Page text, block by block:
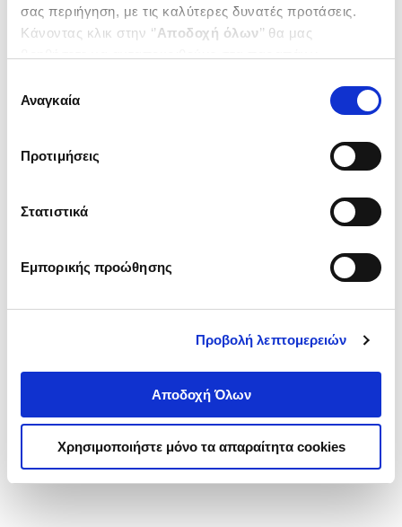
σας περιήγηση, με τις καλύτερες δυνατές προτάσεις.
Κάνοντας κλικ στην ‘’Αποδοχή όλων’’ θα μας
ενδιαφέρουν και να επιλέξετε από τα παρακάτω με την
΄΄και να ενημερωθείτε σχετικά με
συγκατάθεσης
Αναγκαία
Προτιμήσεις
Στατιστικά
Εμπορικής προώθησης
Προβολή λεπτομερειών
Αποδοχή Όλων
Χρησιμοποιήστε μόνο τα απαραίτητα cookies